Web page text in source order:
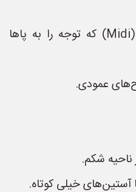
* دامن‌های کوتاه یا میدی (Midi) که توجه را به پاها
عمودی.
ناحیه شکم.
خیلی کوتاه.